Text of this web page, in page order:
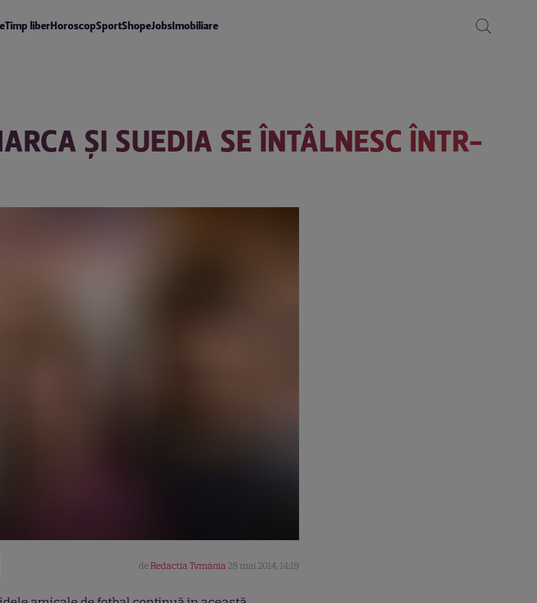
Timp liberHoroscopSportShopeJobsImobiliare
ŞI SUEDIA SE ÎNTÂLNESC ÎNTR-
deRedactia Tvmania 28 mai 2014, 14:19